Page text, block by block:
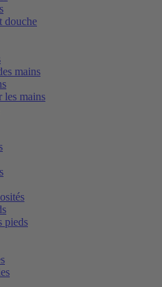
douche
mains
les mains
pieds